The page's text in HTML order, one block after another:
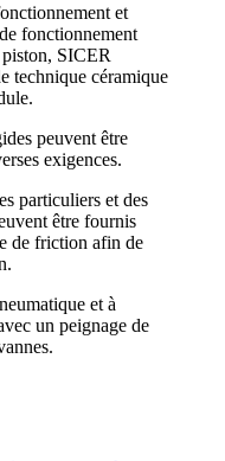
et
fonctionnement
SICER
technique céramique
peuvent être
exigences.
particuliers et des
être fournis
de friction afin de
et à
un peignage de